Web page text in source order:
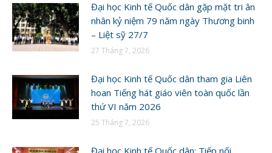
Đại học Kinh tế Quốc dân gặp mặt tri ân
nhân kỷ niệm 79 năm ngày Thương binh
– Liệt sỹ 27/7
27 Tháng 7, 2026
Đại học Kinh tế Quốc dân tham gia Liên
hoan Tiếng hát giáo viên toàn quốc lần
thứ VI năm 2026
25 Tháng 7, 2026